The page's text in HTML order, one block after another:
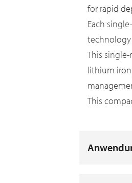
for rapid
Each
This
lithium
This